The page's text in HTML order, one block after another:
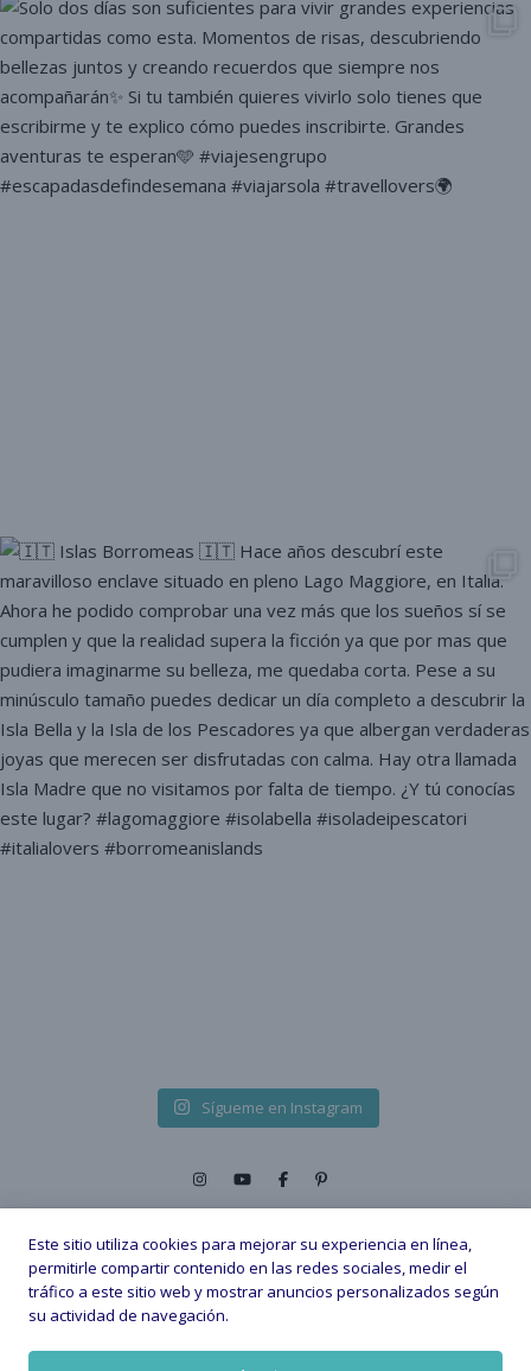
Sígueme en Instagram
2026 © - All Rights Reserved. |
Este sitio utiliza cookies para mejorar su experiencia en línea,
permitirle compartir contenido en las redes sociales, medir el
tráfico a este sitio web y mostrar anuncios personalizados según
su actividad de navegación.